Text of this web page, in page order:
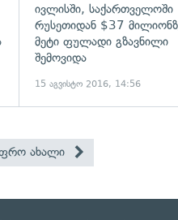
ივლისში, საქართველოში
რუსეთიდან $37
მეტი ფულადი გზავნილი
შემოვიდა
15 აგვისტო 2016, 14:56
ახალი